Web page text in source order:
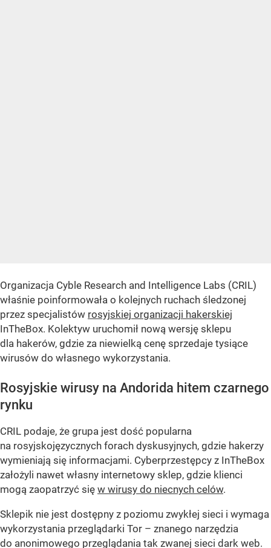
Organizacja Cyble Research and Intelligence Labs (CRIL)
właśnie poinformowała o kolejnych ruchach śledzonej
przez specjalistów rosyjskiej organizacji hakerskiej
InTheBox. Kolektyw uruchomił nową wersję sklepu
dla hakerów, gdzie za niewielką cenę sprzedaje tysiące
wirusów do własnego wykorzystania.
Rosyjskie wirusy na Andorida hitem czarnego
rynku
CRIL podaje, że grupa jest dość popularna
na rosyjskojęzycznych forach dyskusyjnych, gdzie hakerzy
wymieniają się informacjami. Cyberprzestępcy z InTheBox
założyli nawet własny internetowy sklep, gdzie klienci
mogą zaopatrzyć się w wirusy do niecnych celów.
Sklepik nie jest dostępny z poziomu zwykłej sieci i wymaga
wykorzystania przeglądarki Tor – znanego narzędzia
do anonimowego przeglądania tak zwanej sieci dark web.